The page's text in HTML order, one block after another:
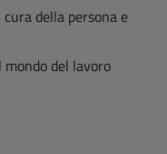
della persona e
mondo del lavoro